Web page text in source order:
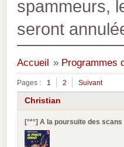
spammeurs,
seront
Accueil » Programmes
Pages : 1 2 Suivant
Christian
[°*°] A la poursuite des scans